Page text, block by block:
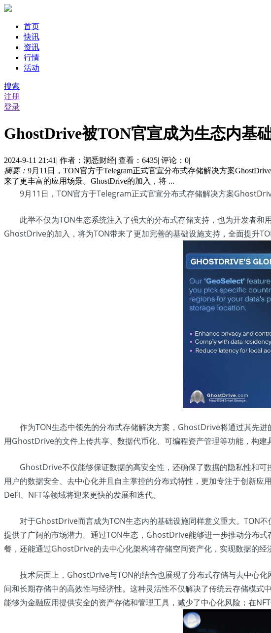
首页
快讯
资讯
行情
活动
搜索
注册
登录
GhostDrive被TON官宣成为生态内基
2024-9-11 21:41 | 作者：洞悉财经| 查看：6435| 评论：0|
摘要： 9月11日，TON官方于Telegram正式官宣分布式存储解决方案
来了更丰富的应用场景。GhostDrive的加入，将 ...
9月11日，TON官方于Telegram正式官宣分布式存储解决方案
此举不仅为TON生态系统注入了强大的分布式存储支持，也为开发者和
GhostDrive的加入，将为TON带来了更加完善的基础设施支持，全面提升
作为TON生态中领先的分布式存储解决方案，GhostDrive将通过其先
用GhostDrive的文件上传共享、数据代币化、可编程资产管理等功能，构
GhostDrive不仅能够保证数据的高安全性，还确保了数据的隐私性和
用户的数据安全、去中心化并且自主掌控的分布式特性，更加专注于创新
DeFi、NFT等领域将迎来更快的发展和迭代。
对于GhostDrive而言成为TON生态内的基础设施同样意义重大。TON
提供了广阔的市场潜力。通过TON生态，GhostDrive能够进一步推动分布
餐，还能通过GhostDrive的去中心化架构将存储空间资产化，实现数据的经
技术层面上，GhostDrive与TON的结合也展现了分布式存储与去中心
问和长期存储中的高效性与经济性。这种灵活性不仅解决了传统云存储模
能够为金融应用提供安全的资产存储和管理工具，减少了中心化风险；在